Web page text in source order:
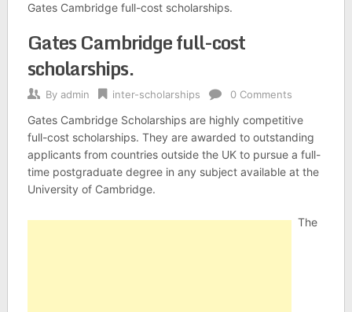
Gates Cambridge full-cost scholarships.
Gates Cambridge full-cost
scholarships.
By admin inter-scholarships 0 Comments
Gates Cambridge Scholarships are highly competitive
full-cost scholarships. They are awarded to outstanding
applicants from countries outside the UK to pursue a full-
time postgraduate degree in any subject available at the
University of Cambridge.
The